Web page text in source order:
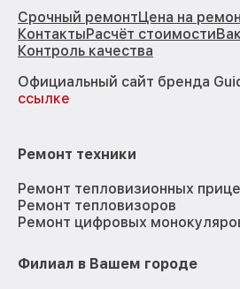
Срочный ремонтЦена на
КонтактыРасчёт стоимости
Контроль качества
Официальный сайт бренда
ссылке
Ремонт техники
Ремонт тепловизионных
Ремонт тепловизоров
Ремонт цифровых
Филиал в Вашем городе